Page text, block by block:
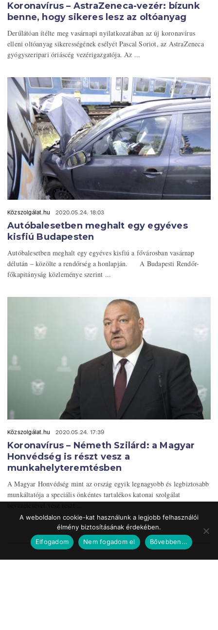
Koronavírus – AstraZeneca-vezér: bízunk
benne, hogy sikeres lesz az oltóanyag
Derűlátóan ítélte meg vasárnapi nyilatkozatában az új koronavírus
elleni oltóanyag sikerességének esélyét Pascal Soriot, az AstraZeneca
gyógyszeripari óriáscég vezérigazgatója. Az ...
Közszolgálat.hu 2020.05.24. 18:03
Autóbalesetben meghalt egy egyéves
kisfiú Budapesten
Autóbalesetben meghalt egy egyéves kisfiú a fővárosban vasárnap
délután – közölte a rendőrség a honlapján. A Budapesti Rendőr-
főkapitányság közleménye szerint ...
Közszolgálat.hu 2020.05.24. 17:39
Koronavírus – Németh Szilárd: a Magyar
Honvédség is részt vesz a
munkahelyteremtésben
A Magyar Honvédség mint az ország egyik legnagyobb és legbiztosabb
munkáltatója a speciális önkéntes tartalékos katonai szolgálat
A weboldalon cookie-kat használunk a legjobb felhasználói
élmény biztosításának érdekében.
Elfogadom
Nem fogadom el Bővebben...